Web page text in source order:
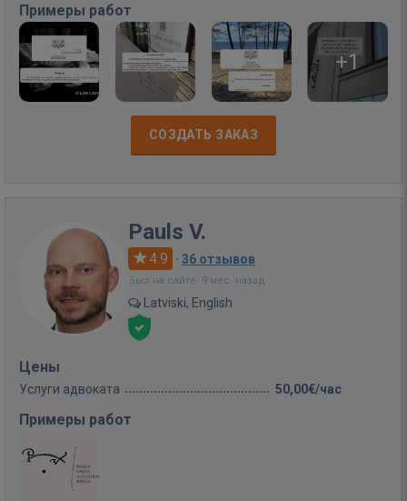
Примеры работ
+1
СОЗДАТЬ ЗАКАЗ
Pauls V.
4.9 · 36 отзывов
Был на сайте: 9 мес. назад
Latviski, English
Цены
Услуги адвоката 50,00€/час
Примеры работ